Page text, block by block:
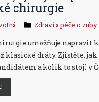
chirurgie
Zdraví a péče o zuby
umožňuje napravit
klasické dráty. Zjistěte, jak
a kolik to stojí v